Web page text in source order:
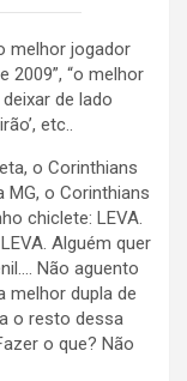
melhor jogador
2009”, “o melhor
de lado
etc..
o Corinthians
MG, o Corinthians
chiclete: LEVA.
Alguém quer
Não aguento
melhor dupla de
o resto dessa
o que? Não